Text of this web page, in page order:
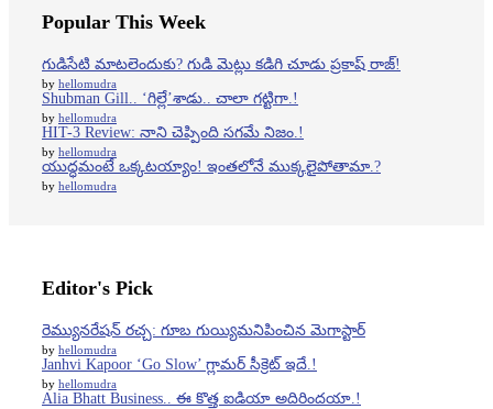
Popular This Week
గుడిసేటి మాటలెందుకు? గుడి మెట్లు కడిగి చూడు ప్రకాష్ రాజ్!
by hellomudra
Shubman Gill.. ‘గిల్లే’శాడు.. చాలా గట్టిగా.!
by hellomudra
HIT-3 Review: నాని చెప్పింది సగమే నిజం.!
by hellomudra
యుద్ధమంటే ఒక్కటయ్యాం! ఇంతలోనే ముక్కలైపోతామా.?
by hellomudra
Editor's Pick
రెమ్యునరేషన్ రచ్చ: గూబ గుయ్యిమనిపించిన మెగాస్టార్
by hellomudra
Janhvi Kapoor ‘Go Slow’ గ్లామర్ సీక్రెట్ ఇదే.!
by hellomudra
Alia Bhatt Business.. ఈ కొత్త ఐడియా అదిరిందయా.!